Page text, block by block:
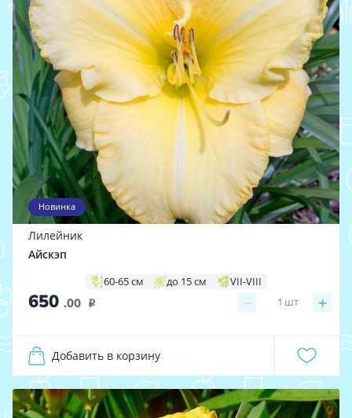
Новинка
Лилейник
Айскэп
60-65 см до 15 см VII-VIII
650 .00 i − +
1 шт
Добавить в корзину